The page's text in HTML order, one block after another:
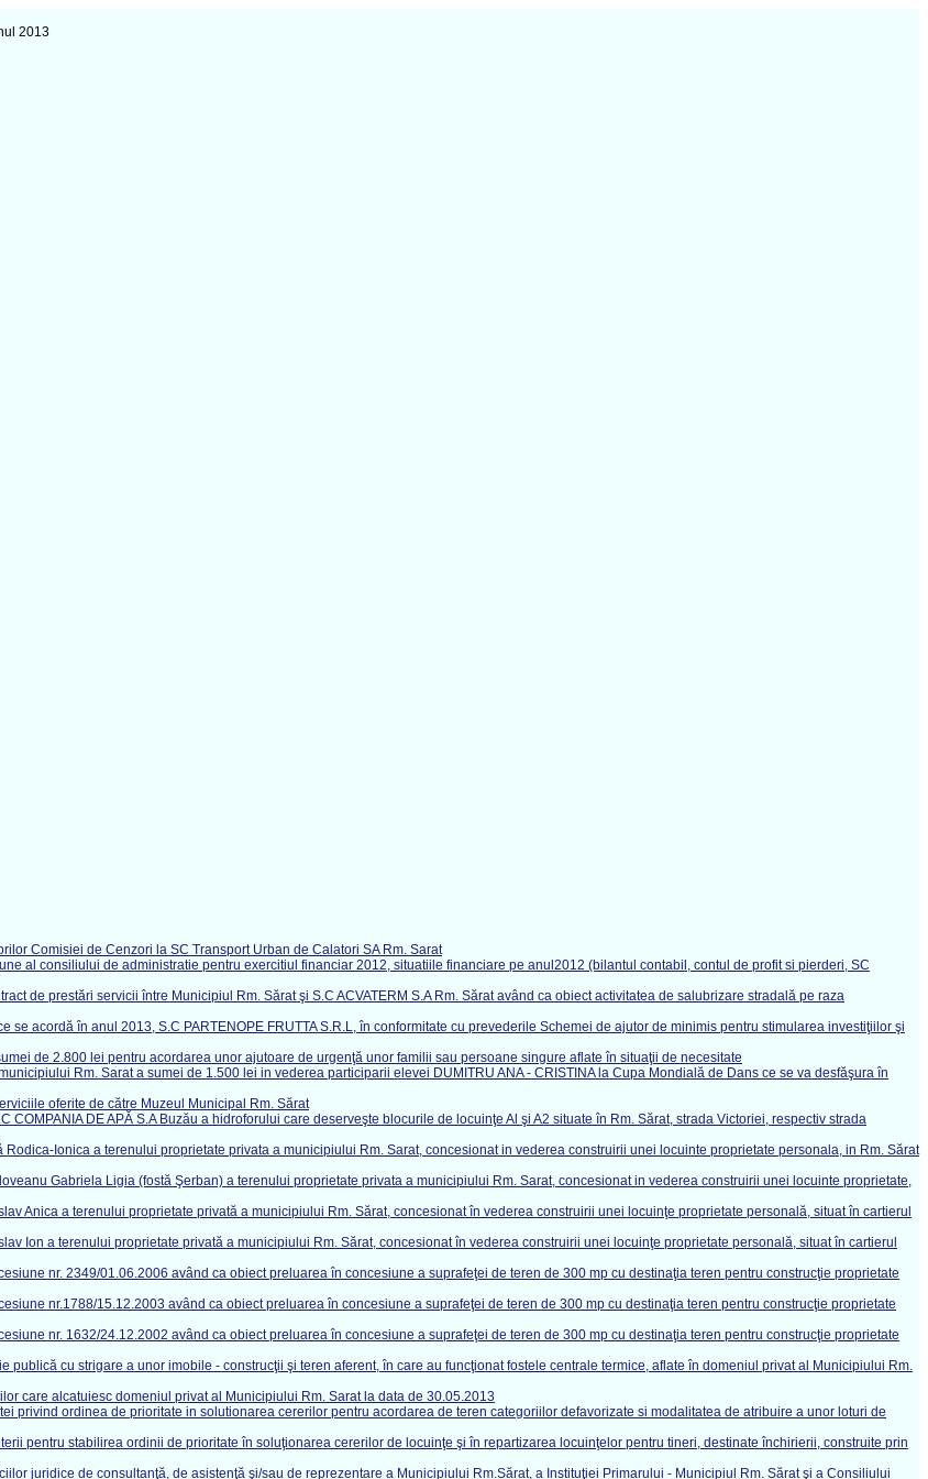
2013
Comisiei de Cenzori la SC Transport Urban de Calatori SA Rm. Sarat
al consiliului de administratie pentru exercitiul financiar 2012, situatiile financiare pe anul2012 (bilantul contabil, contul de profit si pierderi, SC
de prestări servicii între Municipiul Rm. Sărat şi S.C ACVATERM S.A Rm. Sărat având ca obiect activitatea de salubrizare stradală pe raza
acordă în anul 2013, S.C PARTENOPE FRUTTA S.R.L, în conformitate cu prevederile Schemei de ajutor de minimis pentru stimularea investiţiilor şi
de 2.800 lei pentru acordarea unor ajutoare de urgenţă unor familii sau persoane singure aflate în situaţii de necesitate
Rm. Sarat a sumei de 1.500 lei in vederea participarii elevei DUMITRU ANA - CRISTINA la Cupa Mondială de Dans ce se va desfăşura în
oferite de către Muzeul Municipal Rm. Sărat
DE APĂ S.A Buzău a hidroforului care deserveşte blocurile de locuinţe Al şi A2 situate în Rm. Sărat, strada Victoriei, respectiv strada
Ionica a terenului proprietate privata a municipiului Rm. Sarat, concesionat in vederea construirii unei locuinte proprietate personala, in Rm. Sărat
Gabriela Ligia (fostă Şerban) a terenului proprietate privata a municipiului Rm. Sarat, concesionat in vederea construirii unei locuinte proprietate,
Anica a terenului proprietate privată a municipiului Rm. Sărat, concesionat în vederea construirii unei locuinţe proprietate personală, situat în cartierul
Ion a terenului proprietate privată a municipiului Rm. Sărat, concesionat în vederea construirii unei locuinţe proprietate personală, situat în cartierul
nr. 2349/01.06.2006 având ca obiect preluarea în concesiune a suprafeţei de teren de 300 mp cu destinaţia teren pentru construcţie proprietate
nr.1788/15.12.2003 având ca obiect preluarea în concesiune a suprafeţei de teren de 300 mp cu destinaţia teren pentru construcţie proprietate
nr. 1632/24.12.2002 având ca obiect preluarea în concesiune a suprafeţei de teren de 300 mp cu destinaţia teren pentru construcţie proprietate
cu strigare a unor imobile - construcţii şi teren aferent, în care au funcţionat fostele centrale termice, aflate în domeniul privat al Municipiului Rm.
care alcatuiesc domeniul privat al Municipiului Rm. Sarat la data de 30.05.2013
privind ordinea de prioritate in solutionarea cererilor pentru acordarea de teren categoriilor defavorizate si modalitatea de atribuire a unor loturi de
pentru stabilirea ordinii de prioritate în soluţionarea cererilor de locuinţe şi în repartizarea locuinţelor pentru tineri, destinate închirierii, construite prin
juridice de consultanţă, de asistenţă şi/sau de reprezentare a Municipiului Rm.Sărat, a Instituţiei Primarului - Municipiul Rm. Sărat şi a Consiliului